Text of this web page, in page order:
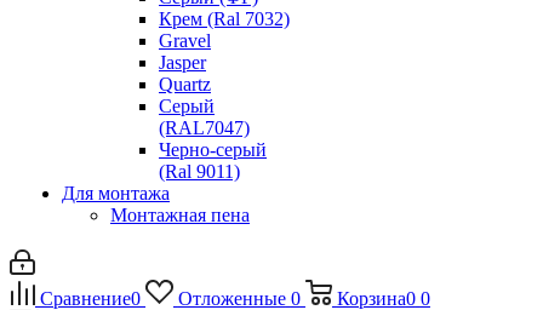
Крем (Ral 7032)
Gravel
Jasper
Quartz
Серый
(RAL7047)
Черно-серый
(Ral 9011)
Для монтажа
Монтажная пена
Сравнение0 Отложенные 0 Корзина0 0